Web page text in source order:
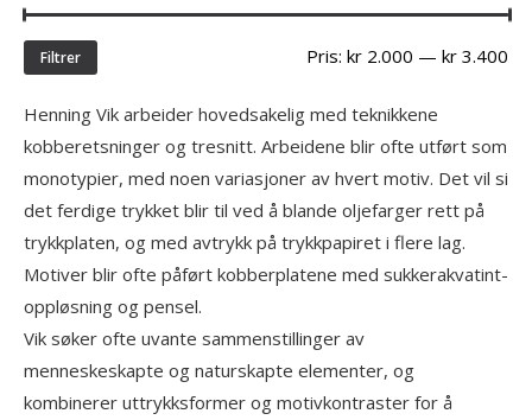
Filtrer Pris: kr 2.000 — kr 3.400
Henning Vik arbeider hovedsakelig med teknikkene
kobberetsninger og tresnitt. Arbeidene blir ofte utført som
monotypier, med noen variasjoner av hvert motiv. Det vil si
det ferdige trykket blir til ved å blande oljefarger rett på
trykkplaten, og med avtrykk på trykkpapiret i flere lag.
Motiver blir ofte påført kobberplatene med sukkerakvatint-
oppløsning og pensel.
Vik søker ofte uvante sammenstillinger av
menneskeskapte og naturskapte elementer, og
kombinerer uttrykksformer og motivkontraster for å